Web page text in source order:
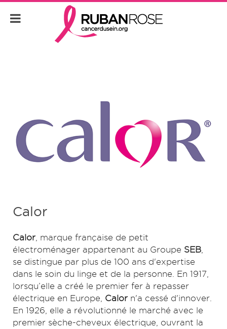
Calor
Calor , marque française de petit
électroménager appartenant au Groupe SEB
se distingue par plus de 100 ans d'expertise
dans le soin du linge et de la personne. En 1917,
lorsqu’elle a créé le premier fer à repasser
électrique en Europe, Calor n'a cessé d'innover.
En 1926, elle a révolutionné le marché avec le
premier sèche-cheveux électrique, ouvrant la